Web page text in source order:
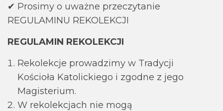
✔ Prosimy o uważne przeczytanie
REGULAMINU REKOLEKCJI
REGULAMIN REKOLEKCJI
Rekolekcje prowadzimy w Tradycji
Kościoła Katolickiego i zgodne z jego
Magisterium.
W rekolekcjach nie mogą